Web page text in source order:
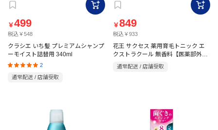
￥499
税込￥548
クラシエ いち髪 プレミアムシャンプ
ーモイスト詰替用 340ml
2
通常配送 / 店舗受取
￥849
税込￥933
花王 サクセス 薬用育毛トニック エ
クストラクール 無香料【医薬部外
品】 180g
通常配送 / 店舗受取